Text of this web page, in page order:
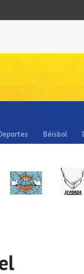
Béisbol